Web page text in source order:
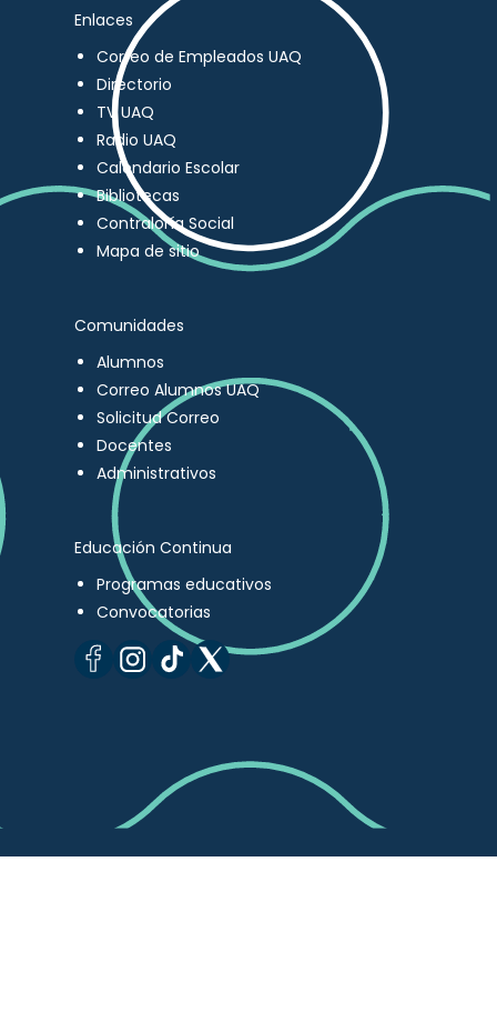
Enlaces
Correo de Empleados UAQ
Directorio
TV UAQ
Radio UAQ
Calendario Escolar
Bibliotecas
Contraloría Social
Mapa de sitio
Comunidades
Alumnos
Correo Alumnos UAQ
Solicitud Correo
Docentes
Administrativos
Educación Continua
Programas educativos
Convocatorias